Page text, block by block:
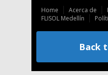
Home Acerca de
FLISOL Medellín
Back